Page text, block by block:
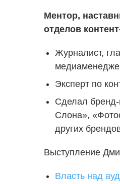
Ментор,
отделов
Журналист,
Эксперт по
Сделал
Слона»,
других
Выступление
Власть над